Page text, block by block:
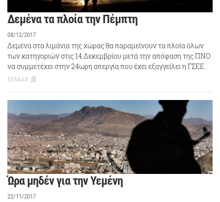
Δεμένα τα πλοία την Πέμπτη
08/12/2017
Δεμένα στα λιμάνια της χώρας θα παραμείνουν τα πλοία όλων
των κατηγοριών στις 14 Δεκεμβρίου μετά την απόφαση της ΠΝΟ
να συμμετέχει στην 24ωρη απεργία που έχει εξαγγείλει η ΓΣΕΕ.
ΕΛΛΑΔΑ
Ώρα μηδέν για την Υεμένη
22/11/2017